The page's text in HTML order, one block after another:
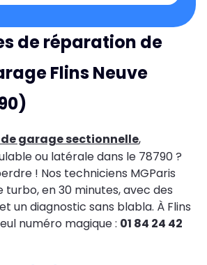
de réparation de
Flins Neuve
garage sectionnelle,
ou latérale dans le 78790 ?
! Nos techniciens MGParis
turbo, en 30 minutes, avec des
un diagnostic sans blabla. À Flins
numéro magique : 01 84 24 42